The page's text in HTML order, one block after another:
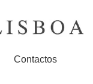
Contactos